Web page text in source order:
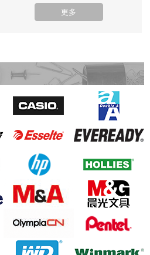
M&G 晨光 AEQ96705 大型粉粒狀碎紙
更多